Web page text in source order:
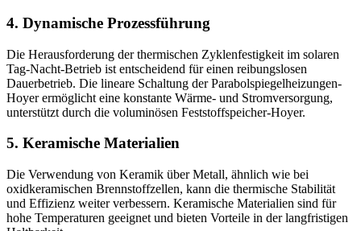
4. Dynamische Prozessführung
Die Herausforderung der thermischen Zyklenfestigkeit im solaren
Tag-Nacht-Betrieb ist entscheidend für einen reibungslosen
Dauerbetrieb. Die lineare Schaltung der Parabolspiegelheizungen-
Hoyer ermöglicht eine konstante Wärme- und Stromversorgung,
unterstützt durch die voluminösen Feststoffspeicher-Hoyer.
5. Keramische Materialien
Die Verwendung von Keramik über Metall, ähnlich wie bei
oxidkeramischen Brennstoffzellen, kann die thermische Stabilität
und Effizienz weiter verbessern. Keramische Materialien sind für
hohe Temperaturen geeignet und bieten Vorteile in der langfristigen